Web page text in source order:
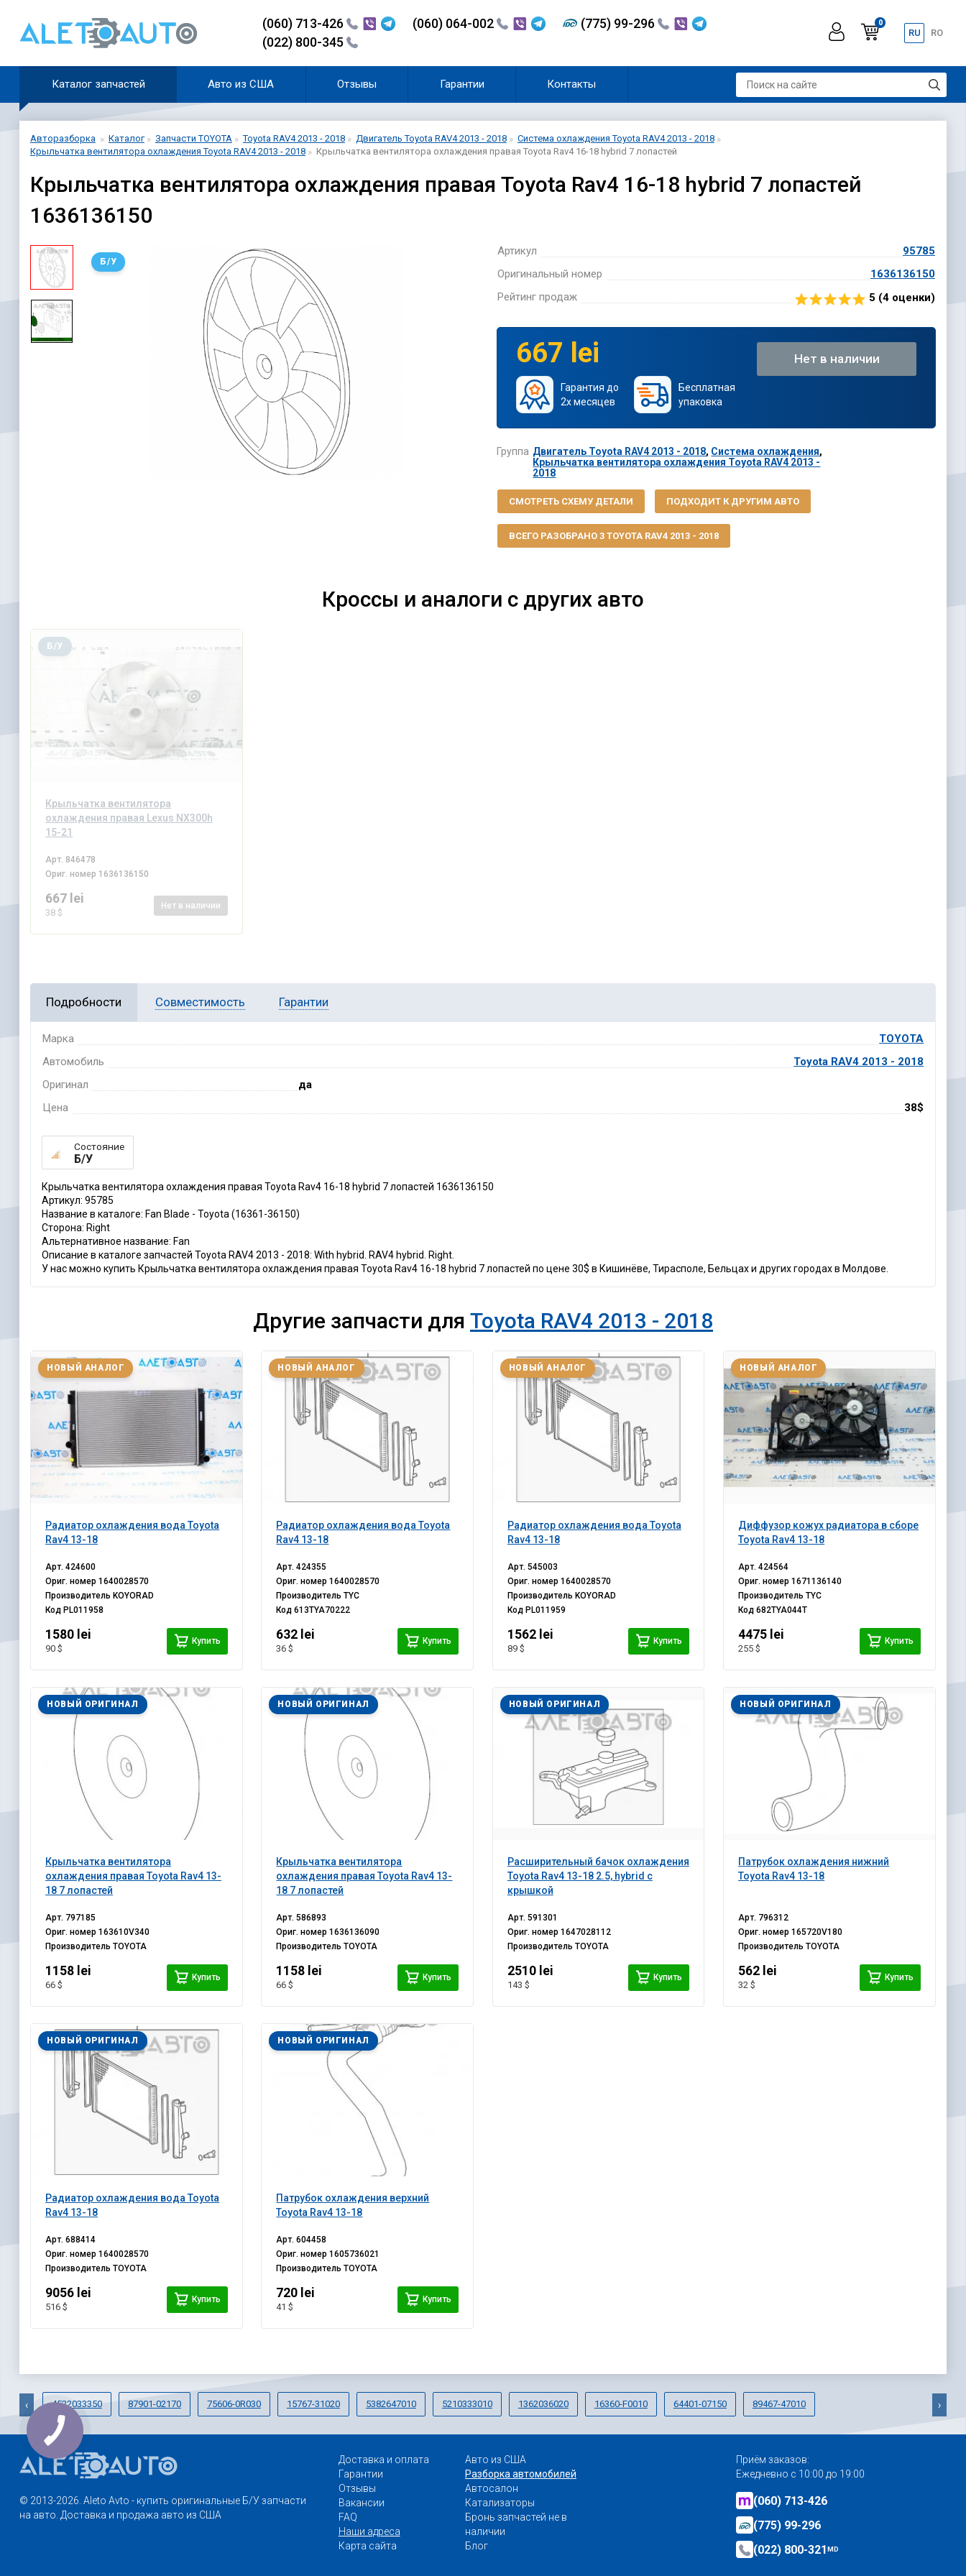
(060) 713-426 (060) 064-002
(775) 99-296
(022) 800-345
0
RU RO
Каталог запчастей Авто из США Отзывы Гарантии Контакты
Авторазборка Каталог Запчасти TOYOTA Toyota RAV4 2013 - 2018 Двигатель Toyota RAV4 2013 - 2018
Система охлаждения Toyota RAV4 2013 - 2018
Крыльчатка вентилятора охлаждения Toyota RAV4 2013 - 2018
Крыльчатка вентилятора охлаждения правая Toyota Rav4 16-18 hybrid 7 лопастей
Крыльчатка вентилятора охлаждения правая Toyota Rav4 16-18 hybrid 7 лопастей
1636136150
Б/У
Артикул
95785
Оригинальный номер
1636136150
Рейтинг продаж
5 (4 оценки)
667 lei
Гарантия до
2х месяцев
Бесплатная
упаковка
Нет в наличии
Группа Двигатель Toyota RAV4 2013 - 2018, Система охлаждения,
Крыльчатка вентилятора охлаждения Toyota RAV4 2013 -
2018
СМОТРЕТЬ СХЕМУ ДЕТАЛИ ПОДХОДИТ К ДРУГИМ АВТО
ВСЕГО РАЗОБРАНО 3 TOYOTA RAV4 2013 - 2018
Кроссы и аналоги с других авто
Крыльчатка вентилятора
охлаждения правая Lexus NX300h
15-21
Б/У
Арт. 846478
Ориг. номер 1636136150
667 lei
38 $
Нет в наличии
Подробности Совместимость Гарантии
Марка
TOYOTA
Автомобиль
Toyota RAV4 2013 - 2018
Оригинал
да
Цена
38$
Состояние
Б/У
Крыльчатка вентилятора охлаждения правая Toyota Rav4 16-18 hybrid 7 лопастей 1636136150
Артикул: 95785
Название в каталоге: Fan Blade - Toyota (16361-36150)
Сторона: Right
Альтернативное название: Fan
Описание в каталоге запчастей Toyota RAV4 2013 - 2018: With hybrid. RAV4 hybrid. Right.
У нас можно купить Крыльчатка вентилятора охлаждения правая Toyota Rav4 16-18 hybrid 7 лопастей по цене 30$ в Кишинёве, Тирасполе, Бельцах и других городах в Молдове.
Другие запчасти для Toyota RAV4 2013 - 2018
Радиатор охлаждения вода Toyota
Rav4 13-18
НОВЫЙ АНАЛОГ
Арт.424600
Ориг. номер1640028570
Производитель KOYORAD
Код PL011958
1580 lei
90 $
Купить
Радиатор охлаждения вода Toyota
Rav4 13-18
НОВЫЙ АНАЛОГ
Арт.424355
Ориг. номер1640028570
ПроизводительTYC
Код613TYA70222
632 lei
36 $
Купить
Радиатор охлаждения вода Toyota
Rav4 13-18
НОВЫЙ АНАЛОГ
Арт. 545003
Ориг. номер 1640028570
Производитель KOYORAD
Код PL011959
1562 lei
89 $
Купить
Диффузор кожух радиатора в сборе
Toyota Rav4 13-18
НОВЫЙ АНАЛОГ
Арт.424564
Ориг. номер1671136140
ПроизводительTYC
Код682TYA044T
4475 lei
255 $
Купить
Крыльчатка вентилятора
охлаждения правая Toyota Rav4 13-
18 7 лопастей
НОВЫЙ ОРИГИНАЛ
Арт. 797185
Ориг. номер163610V340
ПроизводительTOYOTA
1158 lei
66 $
Купить
Крыльчатка вентилятора
охлаждения правая Toyota Rav4 13-
18 7 лопастей
НОВЫЙ ОРИГИНАЛ
Арт.586893
Ориг. номер1636136090
ПроизводительTOYOTA
1158 lei
66 $
Купить
Расширительный бачок охлаждения
Toyota Rav4 13-18 2.5, hybrid с
крышкой
НОВЫЙ ОРИГИНАЛ
Арт. 591301
Ориг. номер 1647028112
Производитель TOYOTA
2510 lei
143 $
Купить
Патрубок охлаждения нижний
Toyota Rav4 13-18
НОВЫЙ ОРИГИНАЛ
Арт. 796312
Ориг. номер165720V180
ПроизводительTOYOTA
562 lei
32 $
Купить
Радиатор охлаждения вода Toyota
Rav4 13-18
НОВЫЙ ОРИГИНАЛ
Арт.688414
Ориг. номер1640028570
ПроизводительTOYOTA
9056 lei
516 $
Купить
Патрубок охлаждения верхний
Toyota Rav4 13-18
НОВЫЙ ОРИГИНАЛ
Арт.604458
Ориг. номер1605736021
ПроизводительTOYOTA
720 lei
41 $
Купить
4522033350 87901-02170 75606-0R030 15767-31020 5382647010 5210333010 1362036020 16360-F0010 64401-07150 89467-47010
‹ ›
© 2013-2026. Aleto Avto - купить оригинальные Б/У запчасти
на авто. Доставка и продажа авто из США
Доставка и оплата
Гарантии
Отзывы
Вакансии
FAQ
Наши адреса
Карта сайта
Авто из США
Разборка автомобилей
Автосалон
Катализаторы
Бронь запчастей не в
наличии
Блог
Приём заказов:
Ежедневно с 10:00 до 19:00
(060) 713-426
(775) 99-296
(022) 800-321MD